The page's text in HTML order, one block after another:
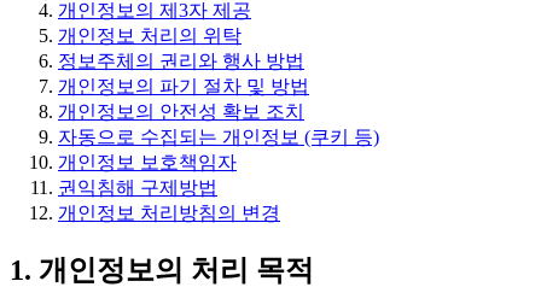
개인정보의 제3자 제공
개인정보 처리의 위탁
정보주체의 권리와 행사 방법
개인정보의 파기 절차 및 방법
개인정보의 안전성 확보 조치
자동으로 수집되는 개인정보 (쿠키 등)
개인정보 보호책임자
권익침해 구제방법
개인정보 처리방침의 변경
1. 개인정보의 처리 목적